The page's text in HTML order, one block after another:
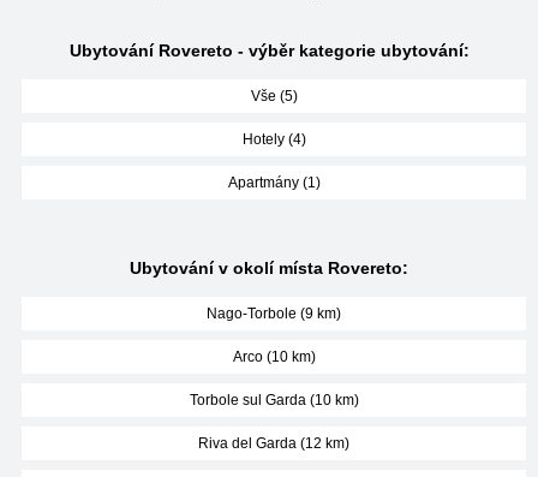
Ubytování Rovereto - výběr kategorie ubytování:
Vše (5)
Hotely (4)
Apartmány (1)
Ubytování v okolí místa Rovereto:
Nago-Torbole (9 km)
Arco (10 km)
Torbole sul Garda (10 km)
Riva del Garda (12 km)